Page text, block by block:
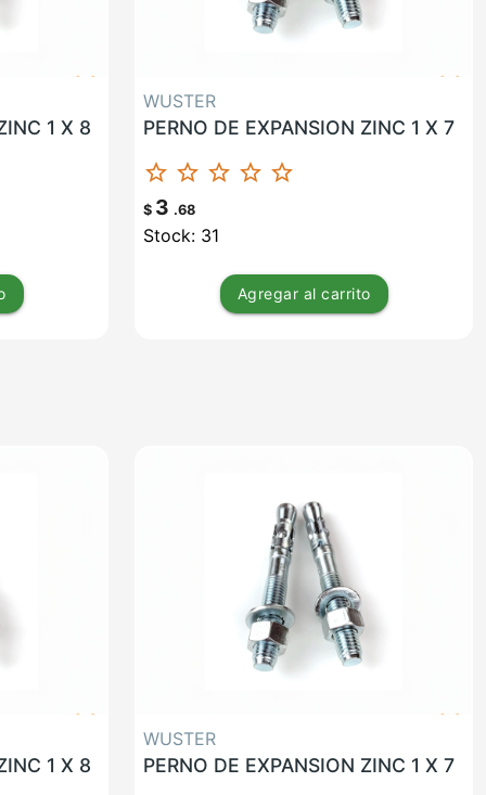
1 X 8
WUSTER
PERNO DE EXPANSION ZINC 1 X 7
star_border star_border star_border star_border star_border
$ 3 .68
Stock: 31
Agregar al carrito
1 X 8
WUSTER
PERNO DE EXPANSION ZINC 1 X 7